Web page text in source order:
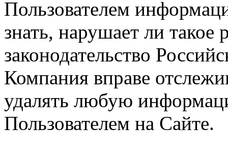
Пользователем
знать, нарушает ли
законодательство
Компания вправе
удалять любую
Пользователем на Сайте.